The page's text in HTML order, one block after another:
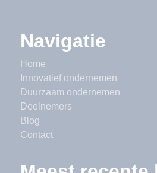
Navigatie
Home
Innovatief ondernemen
Duurzaam ondernemen
Deelnemers
Blog
Contact